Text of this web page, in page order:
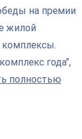
на премии
жилой
года",
полностью